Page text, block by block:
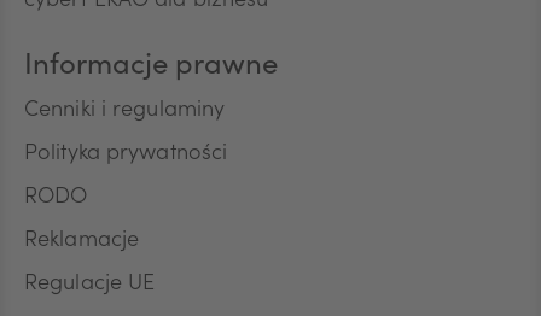
wycofanie zgody nie wpływa na zgodność z
prawem przetwarzania, którego dokonano na
podstawie zgody przed jej wycofaniem.
Informacje prawne
Cenniki i regulaminy
Polityka prywatności
RODO
Reklamacje
Regulacje UE